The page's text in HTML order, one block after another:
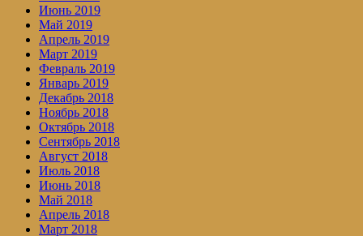
Июнь 2019
Май 2019
Апрель 2019
Март 2019
Февраль 2019
Январь 2019
Декабрь 2018
Ноябрь 2018
Октябрь 2018
Сентябрь 2018
Август 2018
Июль 2018
Июнь 2018
Май 2018
Апрель 2018
Март 2018